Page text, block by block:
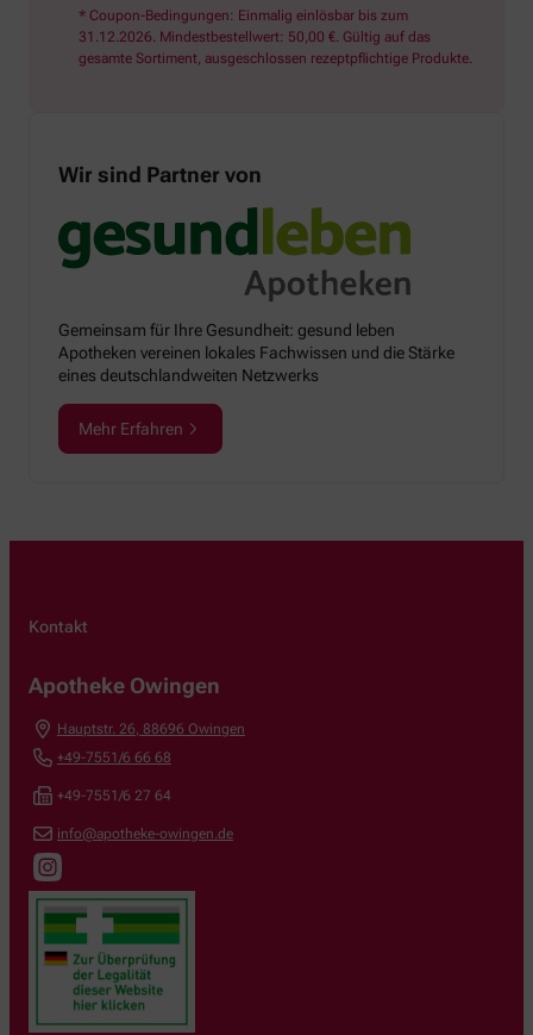
* Coupon-Bedingungen: Einmalig einlösbar bis zum
31.12.2026. Mindestbestellwert: 50,00 €. Gültig auf das
gesamte Sortiment, ausgeschlossen rezeptpflichtige Produkte.
Wir sind Partner von
Gemeinsam für Ihre Gesundheit: gesund leben
Apotheken vereinen lokales Fachwissen und die Stärke
eines deutschlandweiten Netzwerks
Mehr Erfahren
Kontakt
Apotheke Owingen
Hauptstr. 26, 88696 Owingen
+49-7551/6 66 68
+49-7551/6 27 64
info@apotheke-owingen.de